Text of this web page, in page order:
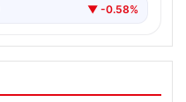
▼ -0.58%